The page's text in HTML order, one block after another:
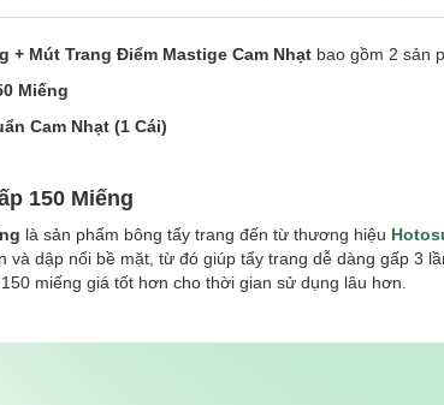
+ Mút Trang Điểm Mastige Cam Nhạt bao gồm 2 sản
Miếng
Cam Nhạt (1 Cái)
150 Miếng
là sản phẩm bông tẩy trang đến từ thương hiệu
và dập nổi bề mặt, từ đó giúp tẩy trang dễ dàng gấp 3
miếng giá tốt hơn cho thời gian sử dụng lâu hơn.